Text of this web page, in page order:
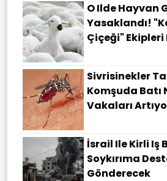
O Ilde Hayvan
Yasaklandı!
Çiçeği"
Sivrisinekler
Komşuda Batı
Vakaları
İsrail Ile Kirli Iş
Soykırıma
Gönderecek